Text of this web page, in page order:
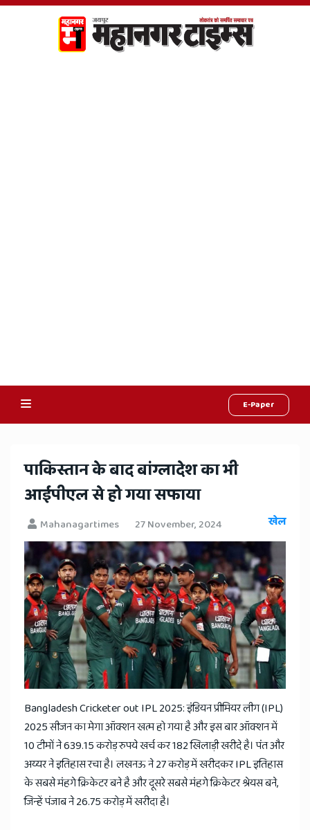
E-Paper
Hindi
News,
Hindi
Samachar,
Jaipur
Rajasthan
News
​पाकिस्तान के बाद बांग्लादेश का भी
आईपीएल से हो गया सफाया
Mahanagartimes 27 November, 2024 खेल
Bangladesh Cricketer out IPL 2025: इंडियन प्रीमियर लीग (IPL)
2025 सीजन का मेगा ऑक्शन खत्म हो गया है और इस बार ऑक्शन में
10 टीमों ने 639.15 करोड़ रुपये खर्च कर 182 खिलाड़ी खरीदे है। पंत और
अय्यर ने इतिहास रचा है। लखनऊ ने 27 करोड़ में खरीदकर IPL इतिहास
के सबसे मंहगे क्रिकेटर बने है और दूसरे सबसे मंहगे क्रिकेटर श्रेयस बने,
जिन्हें पंजाब ने 26.75 करोड़ में खरीदा है।